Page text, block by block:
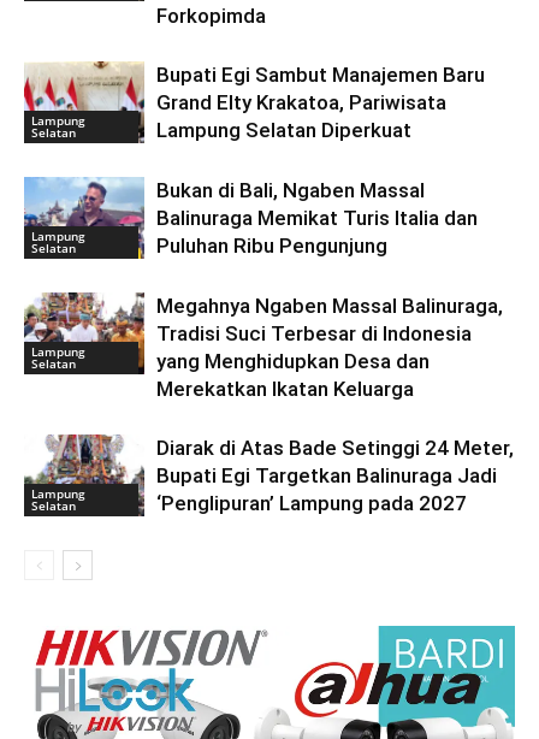
Forkopimda
Lampung
Selatan
Bupati Egi Sambut Manajemen Baru
Grand Elty Krakatoa, Pariwisata
Lampung Selatan Diperkuat
Lampung
Selatan
Bukan di Bali, Ngaben Massal
Balinuraga Memikat Turis Italia dan
Puluhan Ribu Pengunjung
Lampung
Selatan
Megahnya Ngaben Massal Balinuraga,
Tradisi Suci Terbesar di Indonesia
yang Menghidupkan Desa dan
Merekatkan Ikatan Keluarga
Lampung
Selatan
Diarak di Atas Bade Setinggi 24 Meter,
Bupati Egi Targetkan Balinuraga Jadi
‘Penglipuran’ Lampung pada 2027